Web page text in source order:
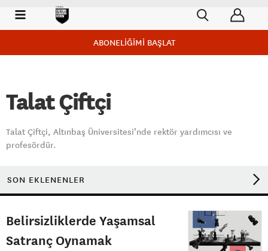
ABONELİĞİMİ BAŞLAT
Talat Çiftçi
Talat Çiftçi, Altınbaş Üniversitesi’nde rektör yardımcısı ve
profesördür.
SON EKLENENLER
Belirsizliklerde Yaşamsal
Satranç Oynamak